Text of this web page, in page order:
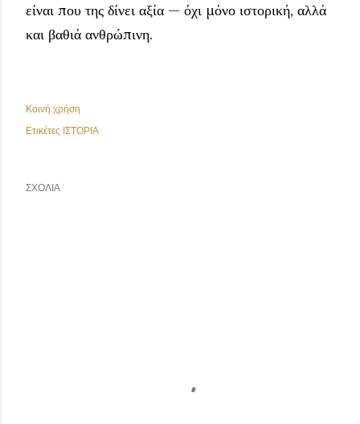
είναι που της δίνει αξία — όχι μόνο ιστορική, αλλά
και βαθιά ανθρώπινη.
Κοινή χρήση
Ετικέτες ΙΣΤΟΡΙΑ
ΣΧΌΛΙΑ